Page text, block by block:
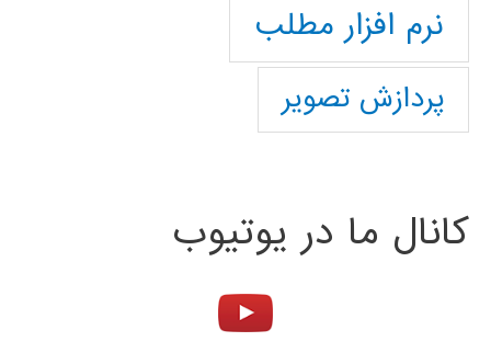
نرم افزار مطلب
پردازش تصویر
کانال ما در یوتیوب